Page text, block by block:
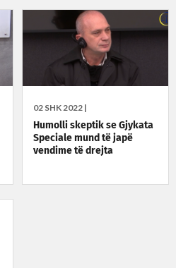
02 SHK 2022 |
Humolli skeptik se Gjykata
Speciale mund të japë
vendime të drejta